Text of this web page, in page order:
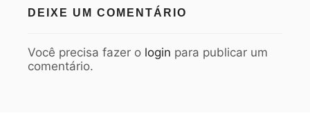
DEIXE UM COMENTÁRIO
Você precisa fazer o login para publicar um
comentário.